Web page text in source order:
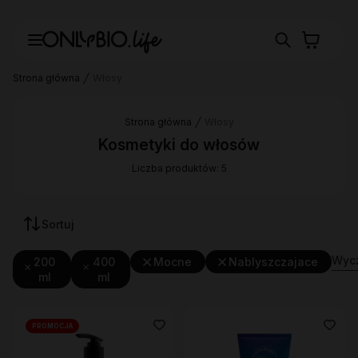
Strona główna
Strona główna
Kosmetyki do włosów
Liczba produktów: 5
Sortuj
200
ml
400
ml
Mocne Nablyszczajace
PROMOCJA